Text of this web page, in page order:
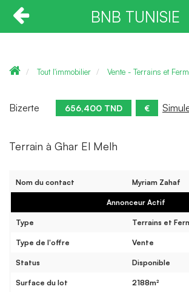
BNB TUNISIE
Tout l'immobilier Vente - Terrains et
Bizerte 656,400 TND €
Terrain à Ghar El Melh
Nom du contact Myriam Zahaf
Annonceur Actif
Type Terrains et
Type de l'offre Vente
Status Disponible
Surface du lot 2188m²